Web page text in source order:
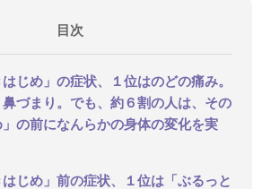
目次
じめ」の症状、１位はのどの痛み。
鼻づまり。でも、約６割の人は、その
」の前になんらかの身体の変化を実
じめ」前の症状、１位は「ぶるっと